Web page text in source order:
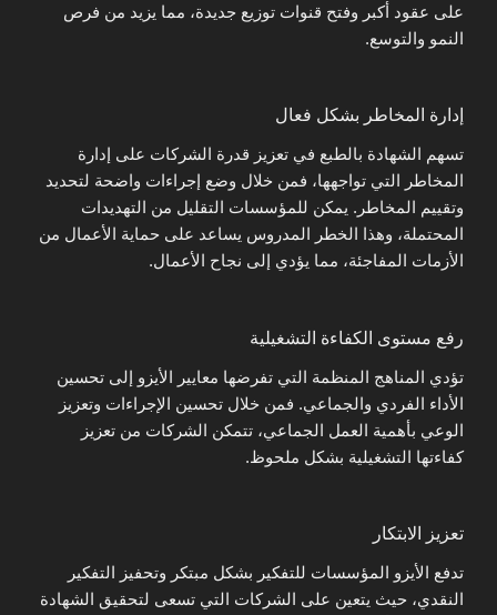
على عقود أكبر وفتح قنوات توزيع جديدة، مما يزيد من فرص
النمو والتوسع.
إدارة المخاطر بشكل فعال
تسهم الشهادة بالطبع في تعزيز قدرة الشركات على إدارة
المخاطر التي تواجهها، فمن خلال وضع إجراءات واضحة لتحديد
وتقييم المخاطر. يمكن للمؤسسات التقليل من التهديدات
المحتملة، وهذا الخطر المدروس يساعد على حماية الأعمال من
الأزمات المفاجئة، مما يؤدي إلى نجاح الأعمال.
رفع مستوى الكفاءة التشغيلية
تؤدي المناهج المنظمة التي تفرضها معايير الأيزو إلى تحسين
الأداء الفردي والجماعي. فمن خلال تحسين الإجراءات وتعزيز
الوعي بأهمية العمل الجماعي، تتمكن الشركات من تعزيز
كفاءتها التشغيلية بشكل ملحوظ.
تعزيز الابتكار
تدفع الأيزو المؤسسات للتفكير بشكل مبتكر وتحفيز التفكير
النقدي، حيث يتعين على الشركات التي تسعى لتحقيق الشهادة